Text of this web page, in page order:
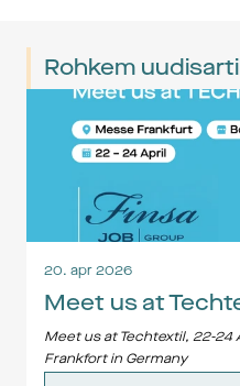
Rohkem
20. apr 2026
Meet us at
Meet us at Techtextil, 22-24
Frankfort in Germany